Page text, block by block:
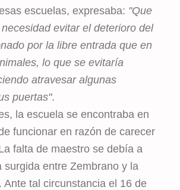
escuelas, expresaba: "Que
evitar el deterioro del
por la libre entrada que en
lo que se evitaría
atravesar algunas
puertas".
la escuela se encontraba en
funcionar en razón de carecer
falta de maestro se debía a
surgida entre Zembrano y la
Ante tal circunstancia el 16 de